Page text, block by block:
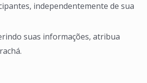
independentemente de sua
suas informações, atribua